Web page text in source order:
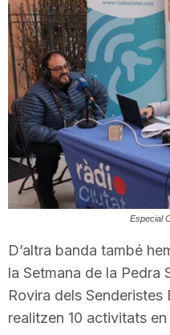
a
r
a
g
o
Especial
D’altra banda també
la Setmana de la Pedra
Rovira dels Senderistes
realitzen 10 activitats